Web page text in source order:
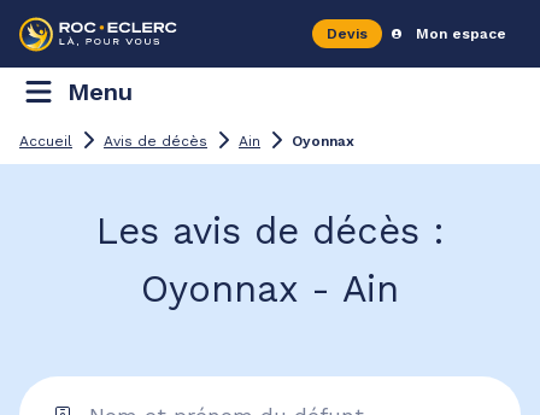
Devis Mon espace
Menu
Accueil Avis de décès Ain Oyonnax
Les avis de décès :
Oyonnax - Ain